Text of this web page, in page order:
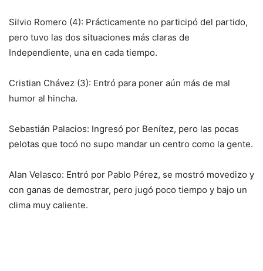
Silvio Romero (4): Prácticamente no participó del partido,
pero tuvo las dos situaciones más claras de
Independiente, una en cada tiempo.
Cristian Chávez (3): Entró para poner aún más de mal
humor al hincha.
Sebastián Palacios: Ingresó por Benítez, pero las pocas
pelotas que tocó no supo mandar un centro como la gente.
Alan Velasco: Entró por Pablo Pérez, se mostró movedizo y
con ganas de demostrar, pero jugó poco tiempo y bajo un
clima muy caliente.